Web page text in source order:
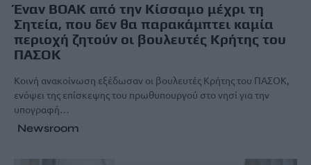
Έναν ΒΟΑΚ από την Κίσσαμο μέχρι τη
Σητεία, που δεν θα παρακάμπτει καμία
περιοχή ζητούν οι βουλευτές Κρήτης του
ΠΑΣΟΚ
Κοινή ανακοίνωση εξέδωσαν οι βουλευτές Κρήτης του ΠΑΣΟΚ,
ενόψει της επίσκεψης του πρωθυπουργού στο νησί για την
υπογραφή…
Newsroom